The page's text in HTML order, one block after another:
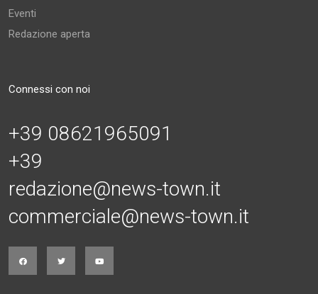
Eventi
Redazione aperta
Connessi con noi
+39 08621965091
+39
redazione@news-town.it
commerciale@news-town.it